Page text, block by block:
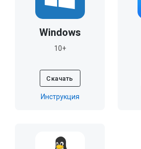
Windows
10+
Скачать
Инструкция